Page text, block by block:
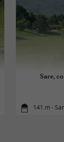
Sare,
141 m -